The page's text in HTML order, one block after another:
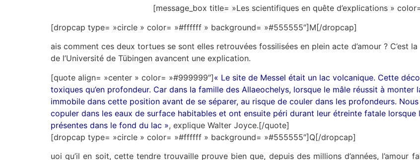
[message_box title= »Les scientifiques en quête d’explications »
[dropcap type= »circle » color= »#ffffff » background= »#555555″]M[/dropcap]
ais comment ces deux tortues se sont elles retrouvées fossilisées en plein acte d’amour ? C’est
de l’Université de Tübingen avancent une explication.
[quote align= »center » color= »#999999″]« Le site de Messel était un lac volcanique. Cette
toxiques qu’en profondeur. Car dans la famille des Allaeochelys, lorsque le mâle réussit à
immobile dans cette position avant de se séparer, au risque de couler dans les profondeurs.
copuler dans les eaux de surface habitables et ont ensuite péri durant leur étreinte fatale
présentes dans le fond du lac », explique Walter Joyce.[/quote]
[dropcap type= »circle » color= »#ffffff » background= »#555555″]Q[/dropcap]
uoi qu’il en soit, cette tendre trouvaille prouve bien que, depuis des millions d’années, l’amour